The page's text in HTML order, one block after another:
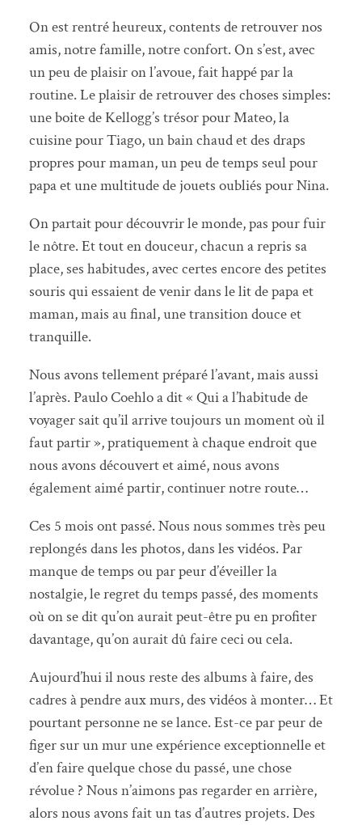
On est rentré heureux, contents de retrouver nos
amis, notre famille, notre confort. On s’est, avec
un peu de plaisir on l’avoue, fait happé par la
routine. Le plaisir de retrouver des choses simples:
une boite de Kellogg’s trésor pour Mateo, la
cuisine pour Tiago, un bain chaud et des draps
propres pour maman, un peu de temps seul pour
papa et une multitude de jouets oubliés pour Nina.
On partait pour découvrir le monde, pas pour fuir
le nôtre. Et tout en douceur, chacun a repris sa
place, ses habitudes, avec certes encore des petites
souris qui essaient de venir dans le lit de papa et
maman, mais au final, une transition douce et
tranquille.
Nous avons tellement préparé l’avant, mais aussi
l’après. Paulo Coehlo a dit « Qui a l’habitude de
voyager sait qu’il arrive toujours un moment où il
faut partir », pratiquement à chaque endroit que
nous avons découvert et aimé, nous avons
également aimé partir, continuer notre route…
Ces 5 mois ont passé. Nous nous sommes très peu
replongés dans les photos, dans les vidéos. Par
manque de temps ou par peur d’éveiller la
nostalgie, le regret du temps passé, des moments
où on se dit qu’on aurait peut-être pu en profiter
davantage, qu’on aurait dû faire ceci ou cela.
Aujourd’hui il nous reste des albums à faire, des
cadres à pendre aux murs, des vidéos à monter… Et
pourtant personne ne se lance. Est-ce par peur de
figer sur un mur une expérience exceptionnelle et
d’en faire quelque chose du passé, une chose
révolue ? Nous n’aimons pas regarder en arrière,
alors nous avons fait un tas d’autres projets. Des